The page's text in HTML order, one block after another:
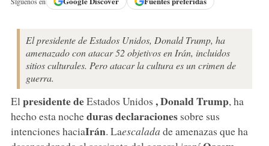
El presidente de Estados Unidos, Donald Trump, ha
amenazado con atacar 52 objetivos en Irán, incluidos
sitios culturales. Pero atacar la cultura es un crimen de
guerra.
El presidente deEstados Unidos , Donald Trump, ha
hecho esta nocheduras declaracionessobre sus
intenciones haciaIrán. Laescalada de amenazas que ha